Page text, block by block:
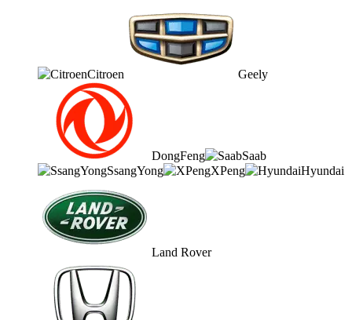
Citroen Geely
DongFeng
Saab
SsangYong
XPeng Hyundai
Land Rover